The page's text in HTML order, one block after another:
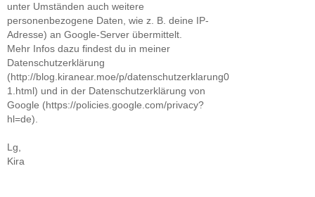
unter Umständen auch weitere
personenbezogene Daten, wie z. B. deine IP-
Adresse) an Google-Server übermittelt.
Mehr Infos dazu findest du in meiner
Datenschutzerklärung
(http://blog.kiranear.moe/p/datenschutzerklarung0
1.html) und in der Datenschutzerklärung von
Google (https://policies.google.com/privacy?
hl=de).
Lg,
Kira